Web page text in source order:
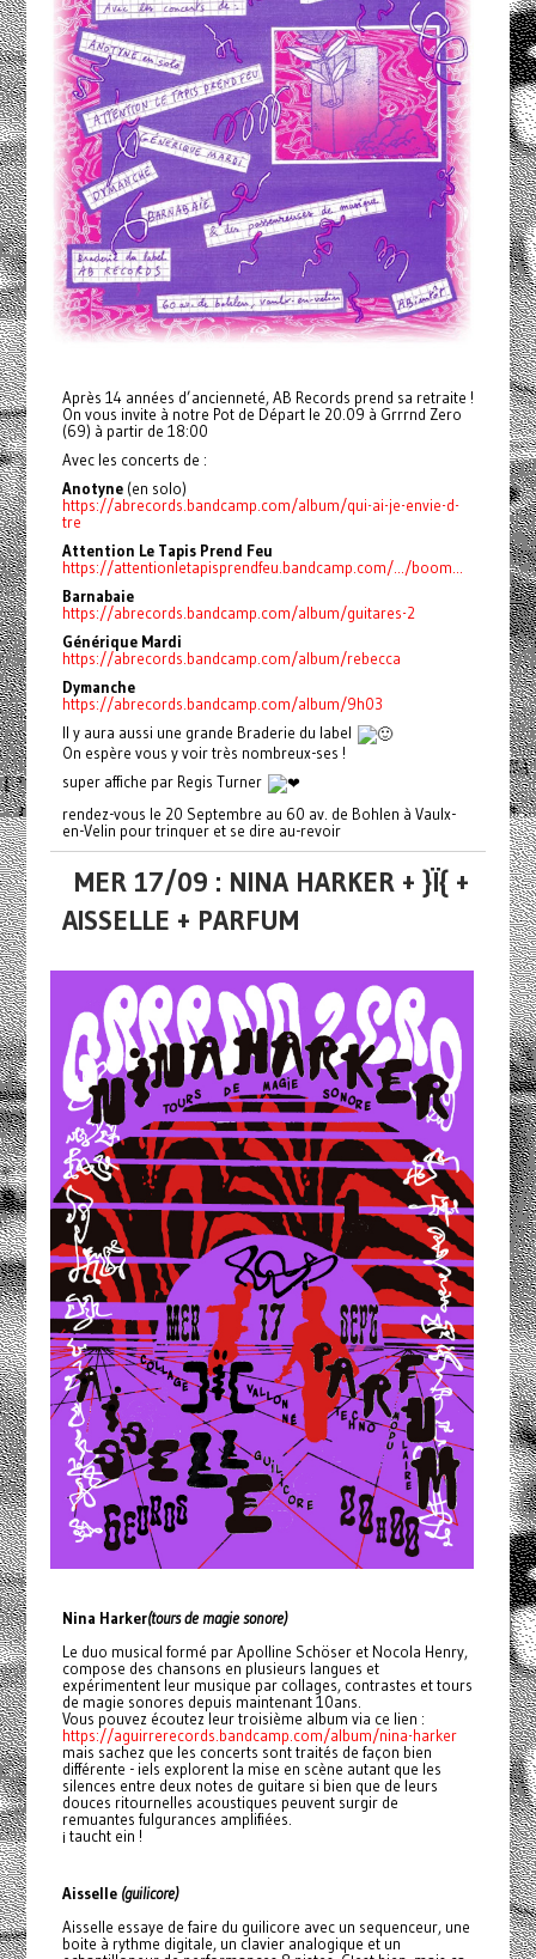
Après 14 années d’ancienneté, AB Records prend sa retraite !
On vous invite à notre Pot de Départ le 20.09 à Grrrnd Zero
(69) à partir de 18:00
Avec les concerts de :
Anotyne(en solo)
https://abrecords.bandcamp.com/album/qui-ai-je-envie-d-
tre
Attention Le Tapis Prend Feu
https://attentionletapisprendfeu.bandcamp.com/.../boom...
Barnabaie
https://abrecords.bandcamp.com/album/guitares-2
Générique Mardi
https://abrecords.bandcamp.com/album/rebecca
Dymanche
https://abrecords.bandcamp.com/album/9h03
Il y aura aussi une grande Braderie du label
On espère vous y voir très nombreux-ses !
super affiche par Regis Turner
rendez-vous le 20 Septembre au 60 av. de Bohlen à Vaulx-
en-Velin pour trinquer et se dire au-revoir
MER 17/09 : NINA HARKER + }Ï{ +
AISSELLE + PARFUM
Nina Harker(tours de magie sonore)
Le duo musical formé par Apolline Schöser et Nocola Henry,
compose des chansons en plusieurs langues et
expérimentent leur musique par collages, contrastes et tours
de magie sonores depuis maintenant 10ans.
Vous pouvez écoutez leur troisième album via ce lien :
https://aguirrerecords.bandcamp.com/album/nina-harker
mais sachez que les concerts sont traités de façon bien
différente - iels explorent la mise en scène autant que les
silences entre deux notes de guitare si bien que de leurs
douces ritournelles acoustiques peuvent surgir de
remuantes fulgurances amplifiées.
¡ taucht ein !
Aisselle(guilicore)
Aisselle essaye de faire du guilicore avec un sequenceur, une
boite à rythme digitale, un clavier analogique et un